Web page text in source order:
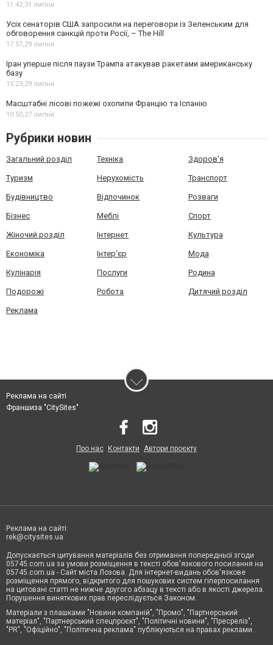
11:42,31 липня
Усіх сенаторів США запросили на переговори із Зеленським для
обговорення санкцій проти Росії, – The Hill
17:57,29 липня
Іран уперше після паузи Трампа атакував ракетами американську
базу
15:23,29 липня
Масштабні лісові пожежі охопили Францію та Іспанію
10:50,27 липня
Рубрики новин
Загальний розділ Техніка Здоров'я
Туризм Нерухомість Транспорт
Будівництво Відпочинок Розваги
Бізнес Меблі Спорт
Жіночий розділ Інтернет Культура
Економіка Інтер'єр Мода
Кулінарія Послуги Родина
Подорожі Робота Дитячий розділ
Реклама
Реклама на сайті
Франшиза "CitySites"
Про нас Контакти Автори проєкту
Реклама на сайті:
rek@citysites.ua
Допускається цитування матеріалів без отримання попередньої згоди
05745.com.ua за умови розміщення в тексті обов'язкового посилання на
05745.com.ua - Сайт міста Лозова. Для інтернет-видань обов'язкове
розміщення прямого, відкритого для пошукових систем гіперпосилання
на цитовані статті не нижче другого абзацу в тексті або в якості джерела.
Порушення виняткових прав переслідується Законом.
Матеріали з плашками "Новини компаній", "Промо", "Партнерський
матеріал", "Партнерський спецпроєкт", "Політичні новини", "Пресреліз",
"PR", "Офіційно", "Політична реклама" публікуються на правах реклами.